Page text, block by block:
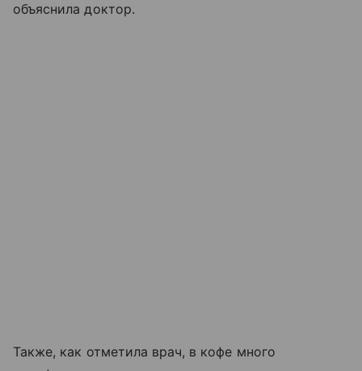
объяснила доктор.
Также, как отметила врач, в кофе много